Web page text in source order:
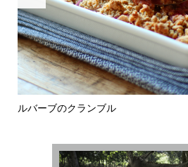
ルバーブのクランブル